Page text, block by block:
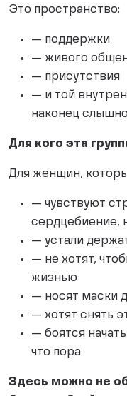
Это пространство:
— поддержки
— живого
— присутствия
— и той
наконец
Для кого эта
Для женщин,
— чувствуют
сердцебиение,
— устали
— не хотят,
жизнью
— носят маски
— хотят снять
— боятся
что пора
Здесь можно не